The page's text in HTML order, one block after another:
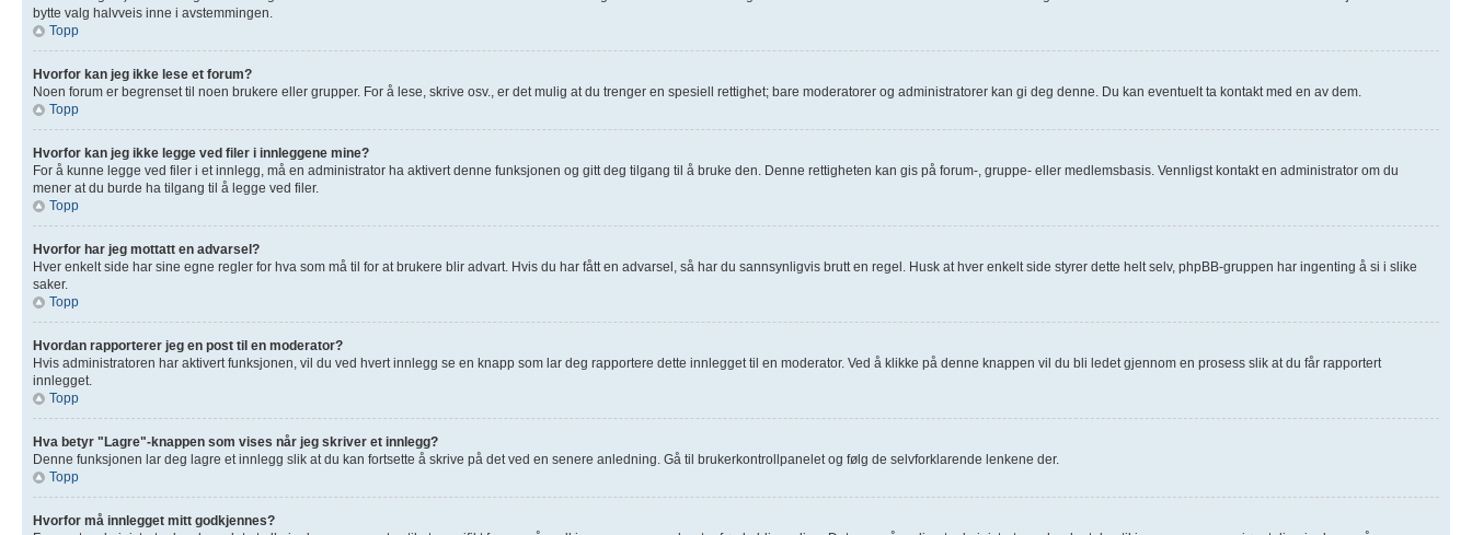
bytte valg halvveis inne i avstemmingen.
Topp
Hvorfor kan jeg ikke lese et forum?
Noen forum er begrenset til noen brukere eller grupper. For å lese, skrive osv., er det mulig at du trenger en spesiell rettighet; bare moderatorer og administratorer kan gi deg denne. Du kan eventuelt ta kontakt med en av dem.
Topp
Hvorfor kan jeg ikke legge ved filer i innleggene mine?
For å kunne legge ved filer i et innlegg, må en administrator ha aktivert denne funksjonen og gitt deg tilgang til å bruke den. Denne rettigheten kan gis på forum-, gruppe- eller medlemsbasis. Vennligst kontakt en administrator om du
mener at du burde ha tilgang til å legge ved filer.
Topp
Hvorfor har jeg mottatt en advarsel?
Hver enkelt side har sine egne regler for hva som må til for at brukere blir advart. Hvis du har fått en advarsel, så har du sannsynligvis brutt en regel. Husk at hver enkelt side styrer dette helt selv, phpBB-gruppen har ingenting å si i slike
saker.
Topp
Hvordan rapporterer jeg en post til en moderator?
Hvis administratoren har aktivert funksjonen, vil du ved hvert innlegg se en knapp som lar deg rapportere dette innlegget til en moderator. Ved å klikke på denne knappen vil du bli ledet gjennom en prosess slik at du får rapportert
innlegget.
Topp
Hva betyr "Lagre"-knappen som vises når jeg skriver et innlegg?
Denne funksjonen lar deg lagre et innlegg slik at du kan fortsette å skrive på det ved en senere anledning. Gå til brukerkontrollpanelet og følg de selvforklarende lenkene der.
Topp
Hvorfor må innlegget mitt godkjennes?